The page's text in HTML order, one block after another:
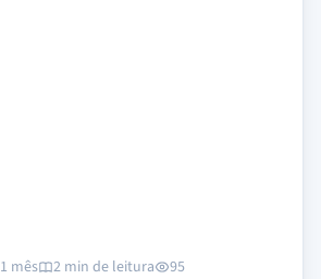
mês 2 min de leitura 95